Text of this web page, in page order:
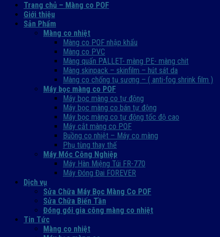
Trang chủ – Màng co POF
Giới thiệu
Sản Phẩm
Màng co nhiệt
Màng co POF nhập khẩu
Màng co PVC
Màng quấn PALLET- màng PE- màng chit
Màng skinpack – skinfilm – hút sát da
Màng co chống tụ sương – ( anti-fog shrink film )
Máy bọc màng co POF
Máy bọc màng co tự động
Máy bọc màng co bán tự động
Máy bọc màng co tự động tốc độ cao
Máy cắt màng co POF
Buồng co nhiệt – Máy co màng
Phụ tùng thay thế
Máy Móc Công Nghiệp
Máy Hàn Miệng Túi FR-770
Máy Đóng Đai FOREVER
Dịch vụ
Sửa Chữa Máy Bọc Màng Co POF
Sửa Chữa Biến Tần
Đóng gói gia công màng co nhiệt
Tin Tức
Màng co nhiệt